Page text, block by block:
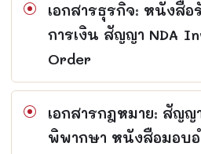
เอกสารธุรกิจ: หนังสื
การเงิน สัญญา NDA
Order
เอกสารกฎหมาย: สัญญ
พิพากษา หนังสือมอบอ